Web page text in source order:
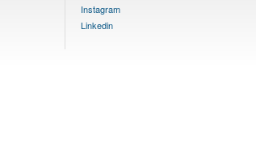
Instagram
Linkedin